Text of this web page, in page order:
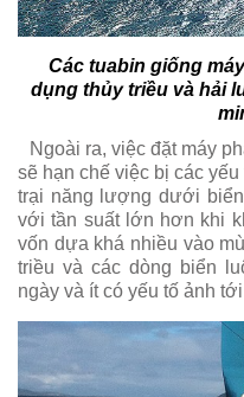
Các tuabin giống
dụng thủy triều và hải
Ngoài ra, việc đặt máy
sẽ hạn chế việc bị các
trại năng lượng dưới
với tần suất lớn hơn khi
vốn dựa khá nhiều vào
triều và các dòng biển
ngày và ít có yếu tố ảnh